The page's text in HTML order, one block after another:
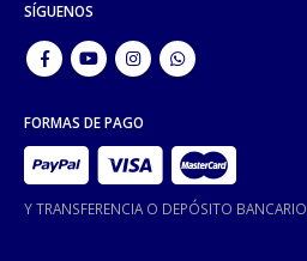
SÍGUENOS
FORMAS DE PAGO
Y TRANSFERENCIA O DEPÓSITO BANCARIO